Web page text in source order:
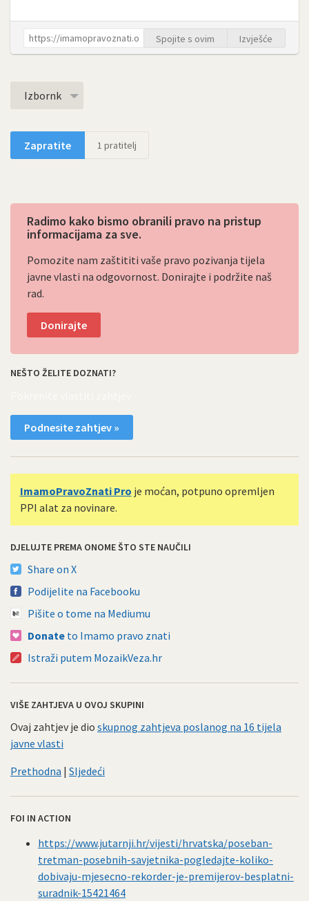
Spojite s ovim Izvješće
Izbornk
Zapratite 1 pratitelj
Radimo kako bismo obranili pravo na pristup
informacijama za sve.
Pomozite nam zaštititi vaše pravo pozivanja tijela
javne vlasti na odgovornost. Donirajte i podržite naš
rad.
Donirajte
NEŠTO ŽELITE DOZNATI?
Podnesite zahtjev »
ImamoPravoZnati Pro je moćan, potpuno opremljen
PPI alat za novinare.
DJELUJTE PREMA ONOME ŠTO STE NAUČILI
Share on X
Podijelite na Facebooku
Pišite o tome na Mediumu
Donate to Imamo pravo znati
Istraži putem MozaikVeza.hr
VIŠE ZAHTJEVA U OVOJ SKUPINI
Ovaj zahtjev je dio skupnog zahtjeva poslanog na 16 tijela
javne vlasti
Prethodna | Sljedeći
FOI IN ACTION
https://www.jutarnji.hr/vijesti/hrvatska/poseban-
tretman-posebnih-savjetnika-pogledajte-koliko-
dobivaju-mjesecno-rekorder-je-premijerov-besplatni-
suradnik-15421464